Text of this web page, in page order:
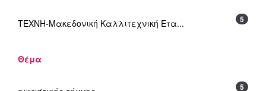
5
ΤΕΧΝΗ-Μακεδονική Καλλιτεχνική Ετα...
Θέμα
5